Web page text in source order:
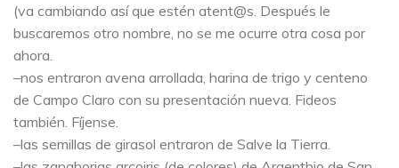
(va cambiando así que estén atent@s. Después le
buscaremos otro nombre, no se me ocurre otra cosa por
ahora.
–nos entraron avena arrollada, harina de trigo y centeno
de Campo Claro con su presentación nueva. Fideos
también. Fíjense.
–las semillas de girasol entraron de Salve la Tierra.